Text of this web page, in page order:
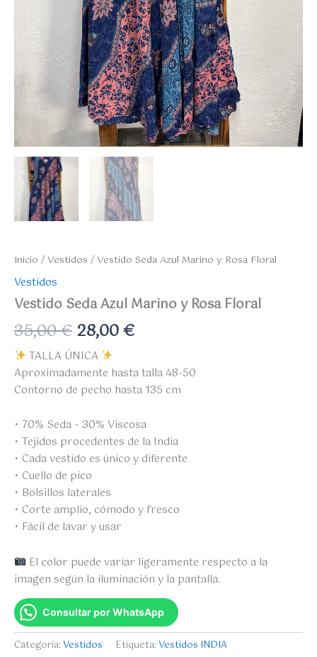
Inicio /Vestidos / Vestido Seda Azul Marino y Rosa Floral
Vestidos
Vestido Seda Azul Marino y Rosa Floral
35,00€28,00€
TALLA ÚNICA
Aproximadamente hasta talla 48-50
Contorno de pecho hasta 135 cm
• 70% Seda – 30% Viscosa
• Tejidos procedentes de la India
• Cada vestido es único y diferente
• Cuello de pico
• Bolsillos laterales
• Corte amplio, cómodo y fresco
• Fácil de lavar y usar
El color puede variar ligeramente respecto a la
imagen según la iluminación y la pantalla.
Consultar por WhatsApp
Categoría:Vestidos Etiqueta:Vestidos INDIA